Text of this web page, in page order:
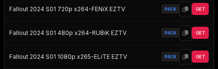
Fallout 2024 S01 720p x264-FENiX EZTV PACK GET
Fallout 2024 S01 480p x264-RUBiK EZTV PACK GET
Fallout 2024 S01 1080p x265-ELiTE EZTV PACK GET